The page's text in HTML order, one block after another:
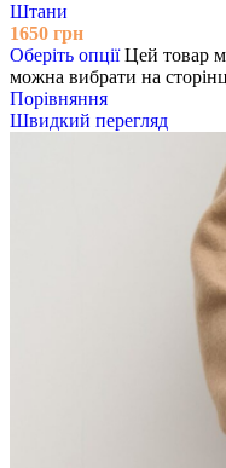
Штани
1650 грн
Оберіть опції Цей товар
можна вибрати на
Порівняння
Швидкий перегляд